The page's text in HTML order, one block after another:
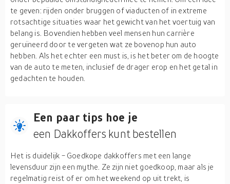
te geven: rijden onder bruggen of viaducten of in extreme
rotsachtige situaties waar het gewicht van het voertuig van
belang is. Bovendien hebben veel mensen hun carrière
geruïneerd door te vergeten wat ze bovenop hun auto
hebben. Als het echter een must is, is het beter om de hoogte
van de auto te meten, inclusief de drager erop en het getal in
gedachten te houden.
Een paar tips hoe je
een Dakkoffers kunt bestellen
Het is duidelijk - Goedkope dakkoffers met een lange
levensduur zijn een mythe. Ze zijn niet goedkoop, maar als je
regelmatig reist of er om het weekend op uit trekt, is